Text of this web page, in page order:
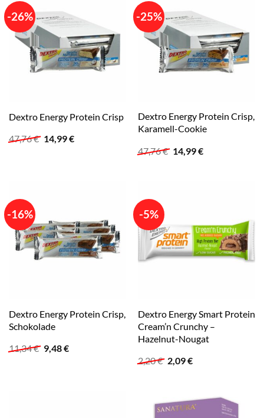
-26%
Dextro Energy Protein Crisp
47,76€ Ursprünglicher
14,99€Aktueller
-25%
Dextro Energy Protein Crisp,
Karamell-Cookie
47,76€ Ursprünglicher
Preis
14,99€Aktueller
-16%
Dextro Energy Protein Crisp,
Schokolade
11,34€ Ursprünglicher
9,48€Aktueller
-5%
Dextro Energy Smart Protein
Cream’n Crunchy –
Hazelnut-Nougat
2,20€ Ursprünglicher
2,09€Aktueller